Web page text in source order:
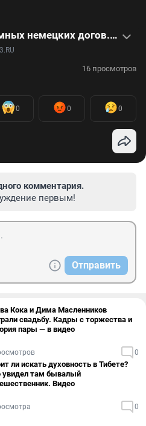
Как выращивают огромных немецких догов. И чем они похожи на чихуахуа — видео
16 просмотров
0 0 0
комментария.
первым!
Отправить
Кока и Дима Масленников
свадьбу. Кадры с торжества и
пары — в видео
0
ли искать духовность в Тибете?
увидел там бывалый
Видео
0